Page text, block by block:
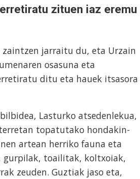
zituen iaz eremu
jarraitu du, eta Urzain
osasuna eta
ditu eta hauek itsasora
Lasturko atsedenlekua,
topatutako hondakin-
artean herriko fauna eta
gurpilak, toailitak, koltxoiak,
zeuden. Guztiak jaso eta,